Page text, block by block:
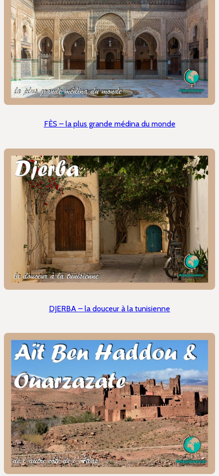
FÈS – la plus grande médina du monde
DJERBA – la douceur à la tunisienne